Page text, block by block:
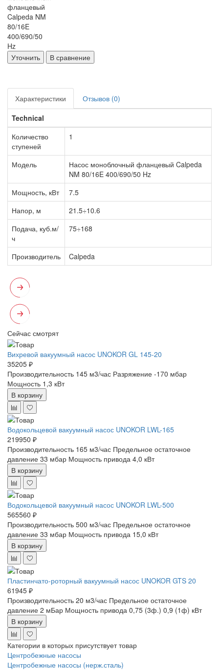
Уточнить В сравнение
Характеристики
Отзывов (0)
Technical
Количество
ступеней
1
Модель
Насос моноблочный фланцевый Calpeda
NM 80/16E 400/690/50 Hz
Мощность, кВт
7.5
Напор, м
21.5÷10.6
Подача, куб.м/
ч
75÷168
Производитель Calpeda
Сейчас смотрят
Вихревой вакуумный насос UNOKOR GL 145-20
35205 ₽
Производительность 145 м3/час Разряжение -170 мбар
Мощность 1,3 кВт
В корзину
Водокольцевой вакуумный насос UNOKOR LWL-165
219950 ₽
Производительность 165 м3/час Предельное остаточное
давление 33 мбар Мощность привода 4,0 кВт
В корзину
Водокольцевой вакуумный насос UNOKOR LWL-500
565560 ₽
Производительность 500 м3/час Предельное остаточное
давление 33 мбар Мощность привода 15,0 кВт
В корзину
Пластинчато-роторный вакуумный насос UNOKOR GTS 20
61945 ₽
Производительность 20 м3/час Предельное остаточное
давление 2 мБар Мощность привода 0,75 (3ф.) 0,9 (1ф) кВт
В корзину
Категории в которых присутствует товар
Центробежные насосы
Центробежные насосы (нерж.сталь)